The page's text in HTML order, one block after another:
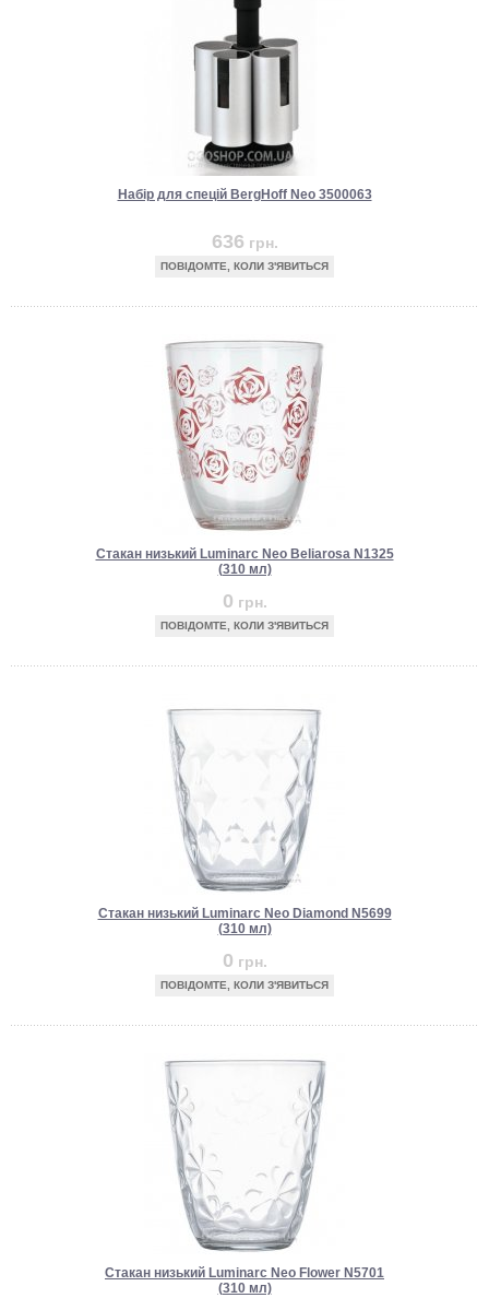
Набір для спецій BergHoff Neo 3500063
636 грн.
ПОВІДОМТЕ, КОЛИ З'ЯВИТЬСЯ
Стакан низький Luminarc Neo Beliarosa N1325
(310 мл)
0 грн.
ПОВІДОМТЕ, КОЛИ З'ЯВИТЬСЯ
Стакан низький Luminarc Neo Diamond N5699
(310 мл)
0 грн.
ПОВІДОМТЕ, КОЛИ З'ЯВИТЬСЯ
Стакан низький Luminarc Neo Flower N5701
(310 мл)